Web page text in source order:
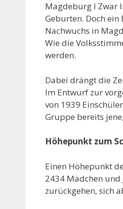
Magdeburg l Zwar
Geburten. Doch
Nachwuchs in
Wie die
werden.
Dabei drängt die
Im Entwurf zur
von 1939
Gruppe bereits
Höhepunkt zum
Einen Höhepunkt
2434 Mädchen und
zurückgehen, sich